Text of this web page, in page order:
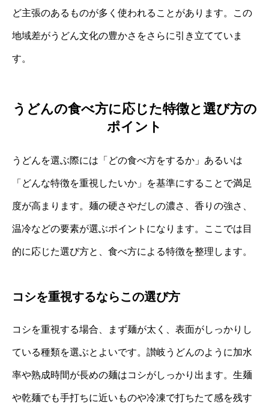
ど主張のあるものが多く使われることがあります。この
地域差がうどん文化の豊かさをさらに引き立てていま
す。
うどんの食べ方に応じた特徴と選び方の
ポイント
うどんを選ぶ際には「どの食べ方をするか」あるいは
「どんな特徴を重視したいか」を基準にすることで満足
度が高まります。麺の硬さやだしの濃さ、香りの強さ、
温冷などの要素が選ぶポイントになります。ここでは目
的に応じた選び方と、食べ方による特徴を整理します。
コシを重視するならこの選び方
コシを重視する場合、まず麺が太く、表面がしっかりし
ている種類を選ぶとよいです。讃岐うどんのように加水
率や熟成時間が長めの麺はコシがしっかり出ます。生麺
や乾麺でも手打ちに近いものや冷凍で打ちたて感を残す